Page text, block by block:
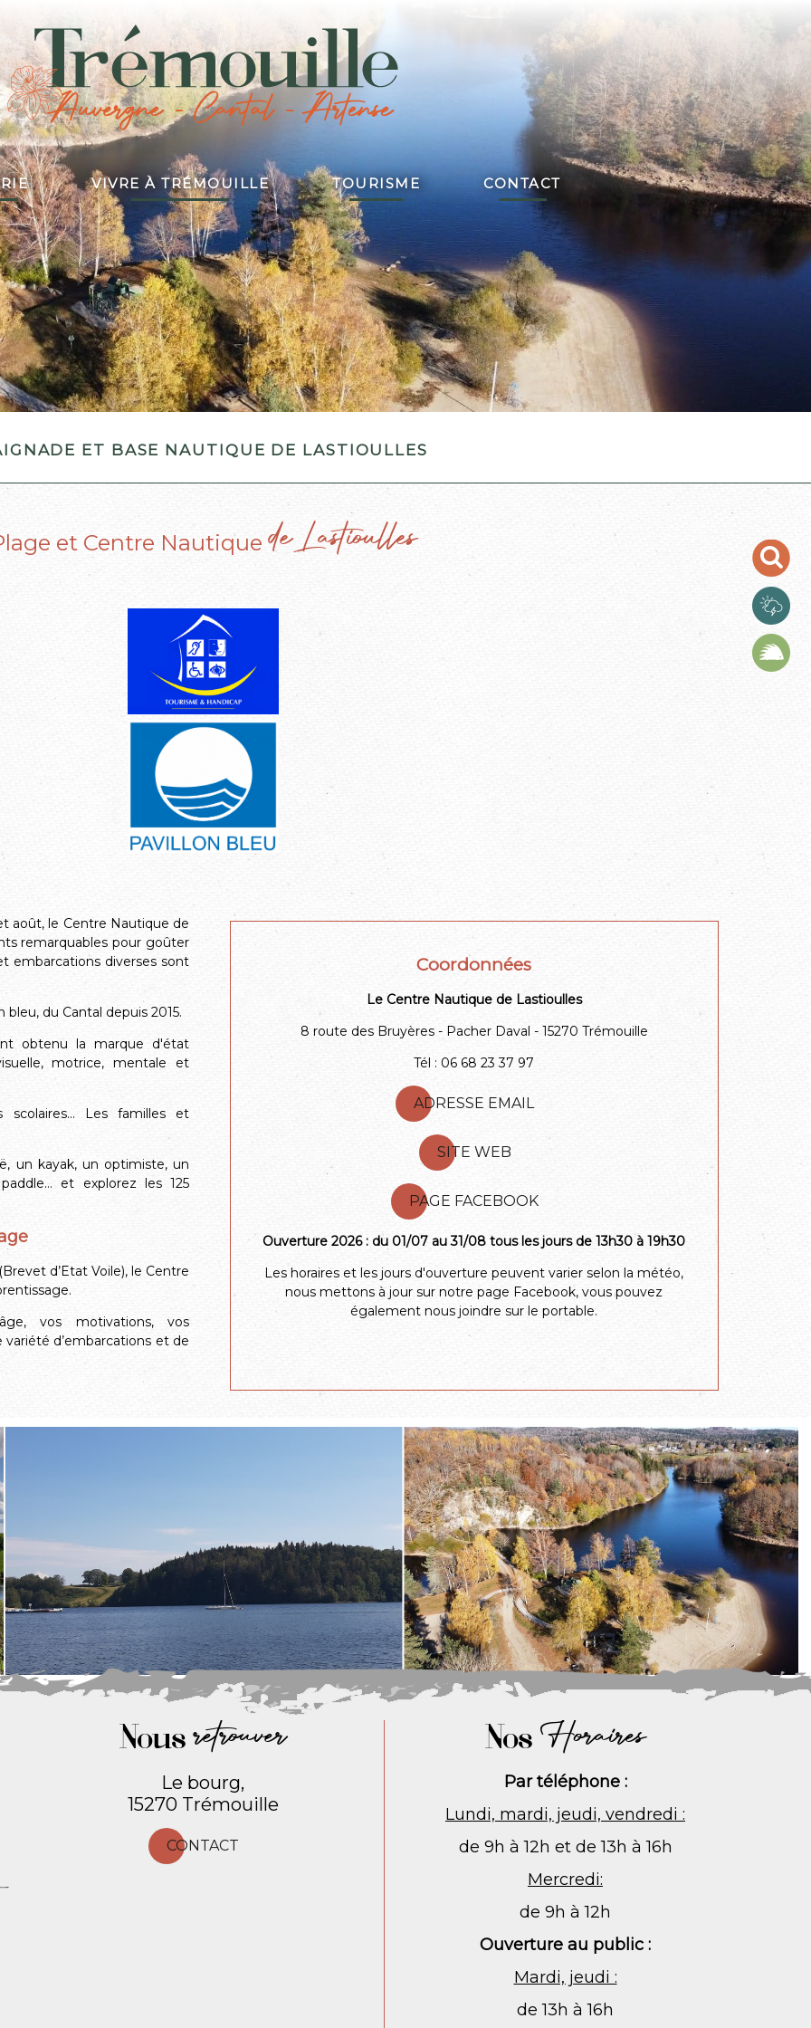
VIVRE À TRÉMOUILLE TOURISME CONTACT
et base nautique de Lastioulles
et Centre Nautique de Lastioulles
août, le Centre Nautique de
remarquables pour goûter
embarcations diverses sont
du Cantal depuis 2015.
obtenu la marque d'état
motrice, mentale et
scolaires... Les familles et
un kayak, un optimiste, un
et explorez les 125
d’Etat Voile), le Centre
vos motivations, vos
d’embarcations et de
Coordonnées
Le Centre Nautique de Lastioulles
8 route des Bruyères - Pacher Daval - 15270 Trémouille
Tél : 06 68 23 37 97
ADRESSE EMAIL
SITE WEB
PAGE FACEBOOK
Ouverture 2026 : du 01/07 au 31/08 tous les jours de 13h30 à 19h30
Les horaires et les jours d'ouverture peuvent varier selon la météo,
nous mettons à jour sur notre page Facebook, vous pouvez
également nous joindre sur le portable.
Nousretrouver
Le bourg,
15270 Trémouille
CONTACT
NosHoraires
Par téléphone :
Lundi, mardi, jeudi, vendredi :
de 9h à 12h et de 13h à 16h
Mercredi:
de 9h à 12h
Ouverture au public :
Mardi, jeudi :
de 13h à 16h